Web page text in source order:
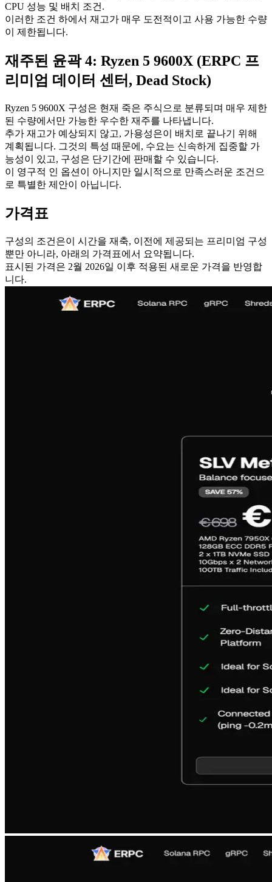
CPU 성능 및 배치 조건.
이러한 조건 하에서 재고가 매우 도전적이고 사용 가능한 수량
이 제한됩니다.
재주된 윤곽 4: Ryzen 5 9600X (ERPC 프
리미엄 데이터 센터, Dead Stock)
Ryzen 5 9600X 구성은 현재 죽은 주식으로 분류되며 매우 제한
된 수량에서만 가능한 우수한 재주를 나타냅니다.
추가 재고가 예상되지 않고, 가용성은이 배치로 끝나기 위해
계획됩니다. 그것의 특성 때문에, 수요는 신속하게 집중할 가
능성이 있고, 구성은 단기간에 판매할 수 있습니다.
이 영구적 인 옵션이 아니지만 일시적으로 만족스러운 조건으
로 특별한 제안이 아닙니다.
가격표
구성의 조건은이 시간을 재축, 이전에 제공되는 프리미엄 구성
뿐만 아니라, 아래의 가격표에서 요약됩니다.
표시된 가격은 2월 2026일 이후 적용된 새로운 가격을 반영합
니다.